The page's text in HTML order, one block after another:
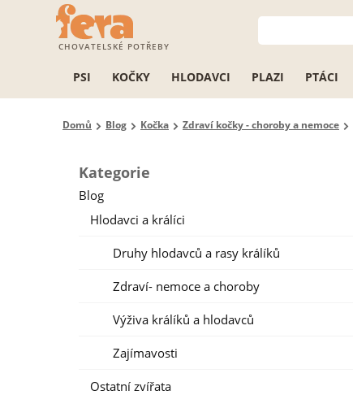
CHOVATELSKÉ POTŘEBY
PSI KOČKY HLODAVCI PLAZI PTÁCI
Domů Blog Kočka Zdraví kočky - choroby a nemoce
Kategorie
Blog
Hlodavci a králíci
Druhy hlodavců a rasy králíků
Zdraví- nemoce a choroby
Výživa králíků a hlodavců
Zajímavosti
Ostatní zvířata